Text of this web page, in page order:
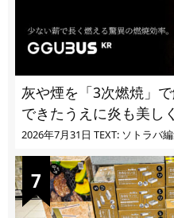
灰や煙を「3次燃焼」
できたうえに炎も美し
2026年7月31日 TEXT: ソトラバ